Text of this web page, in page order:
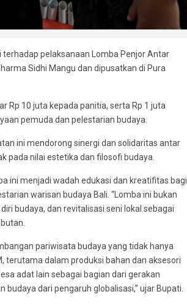
pelaksanaan Lomba Penjor Antar
Sidhi Mangu dan dipusatkan di Pura
Rp 10 juta kepada panitia, serta Rp 1 juta
pemuda dan pelestarian budaya.
ini mendorong sinergi dan solidaritas antar
pada nilai estetika dan filosofi budaya.
ini menjadi wadah edukasi dan kreatifitas bagi
warisan budaya Bali. “Lomba ini bukan
budaya, dan revitalisasi seni lokal sebagai
pariwisata budaya yang tidak hanya
terutama dalam produksi bahan dan aksesori
adat lain sebagai bagian dari gerakan
dari pengaruh globalisasi,” ujar Bupati.